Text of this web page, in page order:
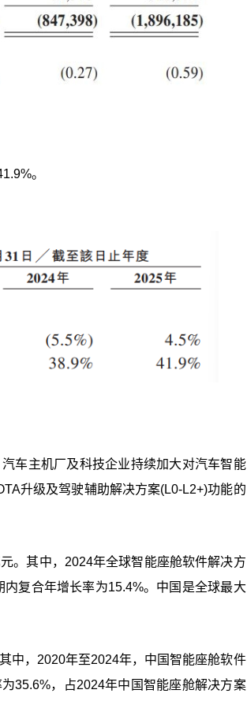
。
车主机厂及科技企业持续加大对汽车智能
升级及驾驶辅助解决方案(L0-L2+)功能的
。其中，2024年全球智能座舱软件解决方
复合年增长率为15.4%。中国是全球最大
中，2020年至2024年，中国智能座舱软件
35.6%，占2024年中国智能座舱解决方案